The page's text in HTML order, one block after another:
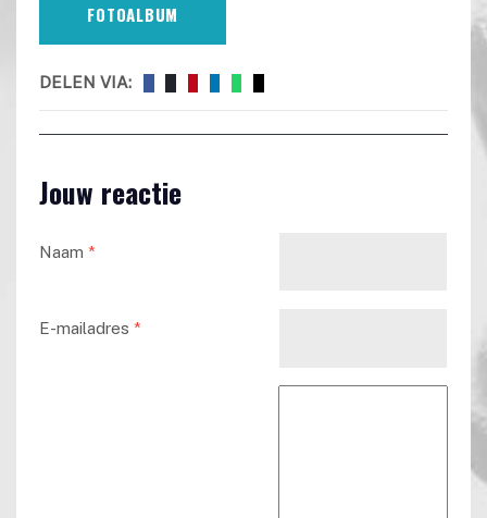
FOTOALBUM
DELEN VIA:
Jouw reactie
Naam *
E-mailadres *